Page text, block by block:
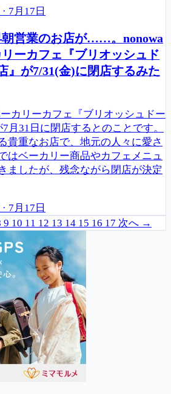
· 7月17日
朝営業のお店が……。nonowa
ーカフェ『ブリオッシュド
』が7/31(金)に閉店するみた
カリーカフェ『ブリオッシュドー
月31日に閉店するとのことです。
貴重なお店で、地元の人々に愛さ
はベーカリー商品やカフェメニュ
ましたが、残念ながら閉店が決定
· 7月17日
9 10 11 12 13 14 15 16 17 次へ →